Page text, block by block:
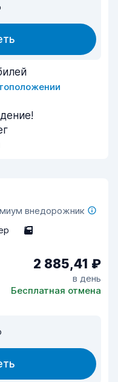
внедорожник
5
2 885,41 ₽
в день
Бесплатная отмена